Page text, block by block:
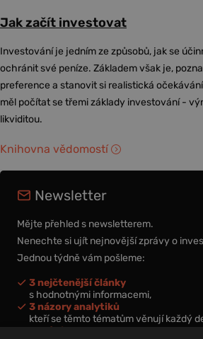
Jak začít investovat
Investování je jedním ze způsobů, jak se
ochránit své peníze. Základem však je,
preference a stanovit si realistická
měl počítat se třemi základy investování -
likviditou.
Knihovna vědomostí
Newsletter
Mějte přehled s newsletterem.
Nenechte si ujít nejnovější zprávy o
Jednou týdně vám pošleme:
3 nejčtenější články
s hodnotnými informacemi,
3 názory analytiků
kteří se těmto tématům věnují každý
nová videa a podcasty